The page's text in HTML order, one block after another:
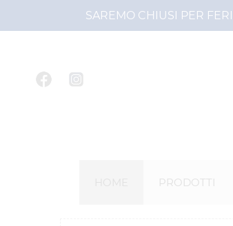
SAREMO CHIUSI PER
PRODOTTI